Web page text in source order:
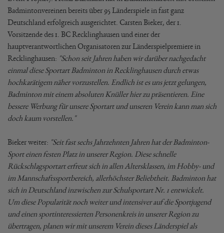
Badmintonvereinen bereits über 95 Länderspiele in fast ganz
Deutschland erfolgreich ausgerichtet. Carsten Bieker, der 1.
Vorsitzende des 1. BC Recklinghausen und einer der
hauptverantwortlichen Organisatoren zur Länderspielpremiere in
Recklinghausen: "Schon seit Jahren haben wir darüber nachgedacht
einmal diese Sportart Badminton in Recklinghausen durch etwas
hochkarätigem näher vorzustellen. Endlich ist es uns jetzt gelungen,
Badminton mit einem absoluten Knüller hier zu präsentieren. Eine
bessere Werbung für unsere Sportart und unseren Verein kann man sich
doch kaum vorstellen."
Bieker weiter: "Seit fast sechs Jahrzehnten Jahren hat der Badminton-
Sport einen festen Platz in unserer Region. Diese schnelle
Rückschlagsportart erfreut sich in allen Altersklassen, im Hobby- und
im Mannschaftssportbereich, allerhöchster Beliebtheit. Badminton hat
sich in Deutschland inzwischen zur Schulsportart Nr. 1 entwickelt.
Um diese Popularität noch weiter und intensiver auf die Sportjugend
und einen sportinteressierten Personenkreis in unserer Region zu
übertragen, planen wir mit unserem Verein dieses Länderspiel als